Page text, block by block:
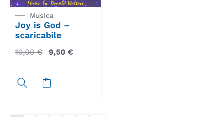
Musica
Joy is God –
scaricabile
10,00€ 9,50 €